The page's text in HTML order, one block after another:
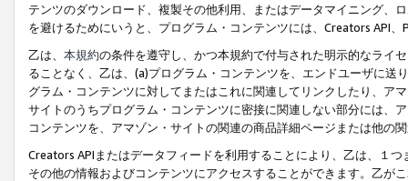
テンツのダウンロード、複製その他利用、またはデータマイニング、
を避けるためにいうと、プログラム・コンテンツには、Creators API
乙は、 本規約の条件を遵守し、かつ本規約で付与された明示的なライ
ることなく、乙は、(a)プログラム・コンテンツを、エンドユーザに
グラム・コンテンツに対してまたはこれに関連してリンクしたり、ア
サイトのうちプログラム・コンテンツに密接に関連しない部分には、
コンテンツを、アマゾン・サイトの関連の商品詳細ページまたは他の
Creators APIまたはデータフィードを利用することにより、乙は、１
その他の情報およびコンテンツにアクセスすることができます。乙が